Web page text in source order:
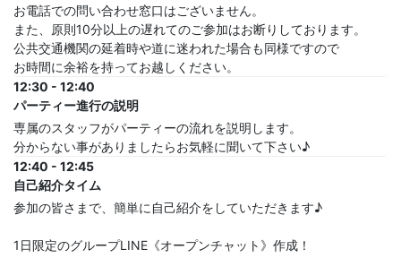
お電話での問い合わせ窓口はございません。
また、原則10分以上の遅れてのご参加はお断りしております。
公共交通機関の延着時や道に迷われた場合も同様ですので
お時間に余裕を持ってお越しください。
12:30 - 12:40
パーティー進行の説明
専属のスタッフがパーティーの流れを説明します。
分からない事がありましたらお気軽に聞いて下さい♪
12:40 - 12:45
自己紹介タイム
参加の皆さまで、簡単に自己紹介をしていただきます♪
1日限定のグループLINE《オープンチャット》作成！